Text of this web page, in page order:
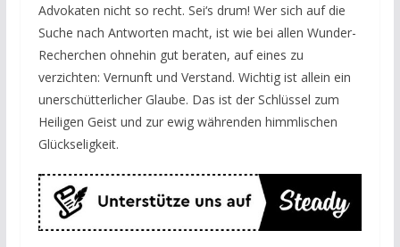
Advokaten nicht so recht. Sei‘s drum! Wer sich auf die
Suche nach Antworten macht, ist wie bei allen Wunder-
Recherchen ohnehin gut beraten, auf eines zu
verzichten: Vernunft und Verstand. Wichtig ist allein ein
unerschütterlicher Glaube. Das ist der Schlüssel zum
Heiligen Geist und zur ewig währenden himmlischen
Glückseligkeit.